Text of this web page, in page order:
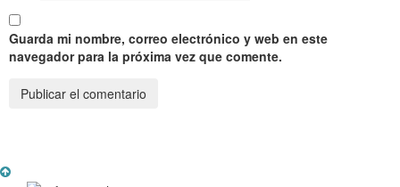
Guarda mi nombre, correo electrónico y web en este
navegador para la próxima vez que comente.